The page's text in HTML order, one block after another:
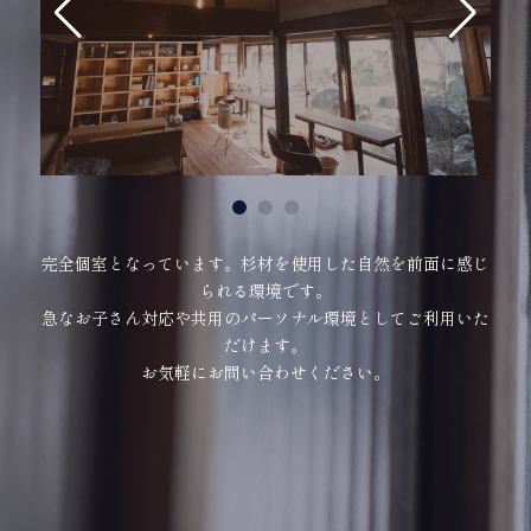
完全個室となっています。杉材を使用した自然を前面に感じ
られる環境です。
急なお子さん対応や共用のパーソナル環境としてご利用いた
だけます。
お気軽にお問い合わせください。